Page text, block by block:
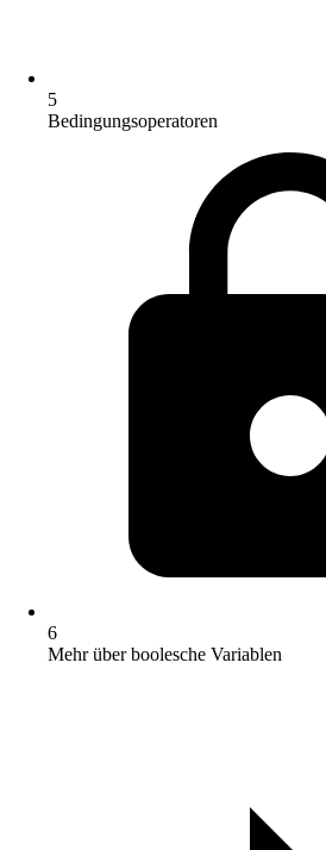
5
Bedingungsoperatoren
6
Mehr über boolesche Variablen